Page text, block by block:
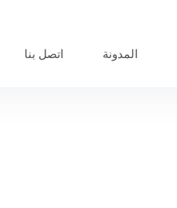
المدونة اتصل بنا